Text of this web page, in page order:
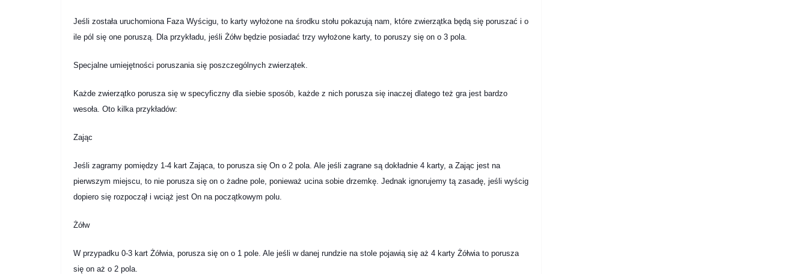
Jeśli została uruchomiona Faza Wyścigu, to karty wyłożone na środku stołu pokazują nam, które zwierzątka będą się poruszać i o
ile pól się one poruszą. Dla przykładu, jeśli Żółw będzie posiadać trzy wyłożone karty, to poruszy się on o 3 pola.
Specjalne umiejętności poruszania się poszczególnych zwierzątek.
Każde zwierzątko porusza się w specyficzny dla siebie sposób, każde z nich porusza się inaczej dlatego też gra jest bardzo
wesoła. Oto kilka przykładów:
Zając
Jeśli zagramy pomiędzy 1-4 kart Zająca, to porusza się On o 2 pola. Ale jeśli zagrane są dokładnie 4 karty, a Zając jest na
pierwszym miejscu, to nie porusza się on o żadne pole, ponieważ ucina sobie drzemkę. Jednak ignorujemy tą zasadę, jeśli wyścig
dopiero się rozpoczął i wciąż jest On na początkowym polu.
Żółw
W przypadku 0-3 kart Żółwia, porusza się on o 1 pole. Ale jeśli w danej rundzie na stole pojawią się aż 4 karty Żółwia to porusza
się on aż o 2 pola.